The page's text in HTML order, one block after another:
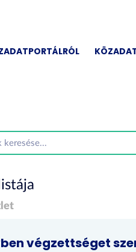
végzettséget